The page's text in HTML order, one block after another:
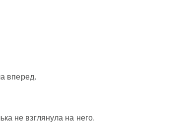
вперед.
не взглянула на него.